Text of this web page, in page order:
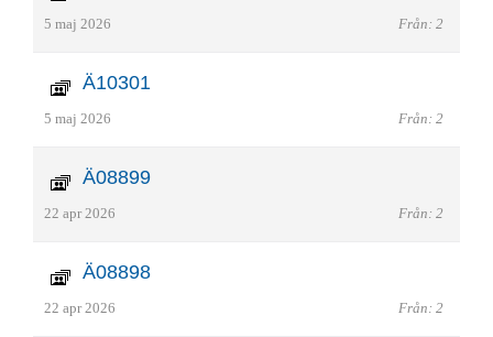
5 maj 2026 Från: 2
Ä10301
5 maj 2026 Från: 2
Ä08899
22 apr 2026 Från: 2
Ä08898
22 apr 2026 Från: 2